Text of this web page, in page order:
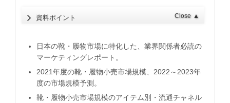
資料ポイント Close ▲
日本の靴・履物市場に特化した、業界関係者必読の
マーケティングレポート。
2021年度の靴・履物小売市場規模、2022～2023年
度の市場規模予測。
靴・履物小売市場規模のアイテム別・流通チャネル